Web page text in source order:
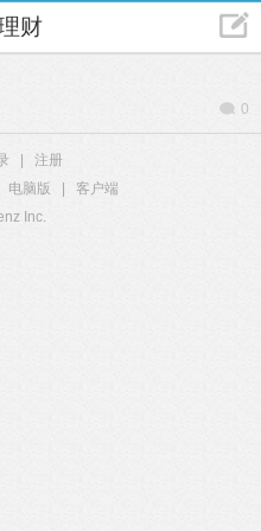
财
0
注册
电脑版
客户端
Inc.